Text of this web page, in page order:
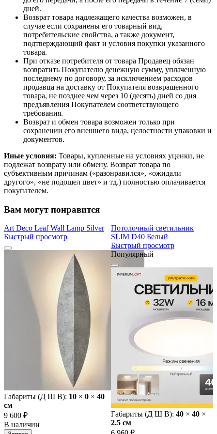
дней.
Возврат товара надлежащего качества возможен, в
случае если сохранены его товарный вид,
потребительские свойства, а также документ,
подтверждающий факт и условия покупки указанного
товара.
При отказе потребителя от товара Продавец обязан
возвратить Покупателю денежную сумму, уплаченную
последнему по договору, за исключением расходов
продавца на доставку от Покупателя возвращенного
товара, не позднее чем через 10 (десять) дней со дня
предъявления Покупателем соответствующего
требования.
Возврат и обмен товара возможен только при
сохранении его внешнего вида, целостности упаковки и
документов.
Иные условия: Товары, купленные на условиях уценки, не
подлежат возврату или обмену. Возврат товара по
субъективным причинам («разонравился», «ожидали
другого», «не подошел цвет» и тд.) полностью оплачивается
покупателем.
Вам могут понравится
Art Deco Leaf Wall Lamp Silver
Быстрый просмотр
Габариты (Д Ш В): 10 × 0 × 40
cм
9 600 ₽
В наличии
Потолочный светильник
SLIM D40 Белый
Быстрый просмотр
Популярный
Габариты (Д Ш В): 40 × 40 ×
2.5 cм